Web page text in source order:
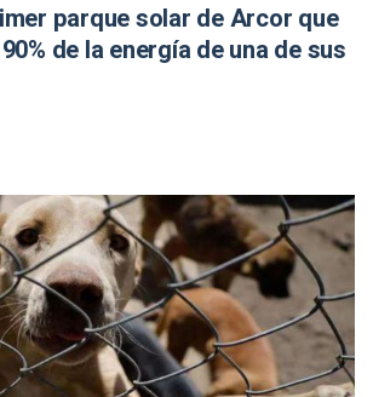
parque solar de Arcor que
de la energía de una de sus